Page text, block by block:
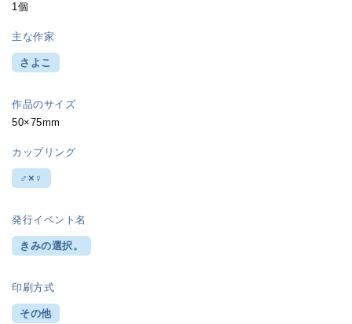
1個
主な作家
さよこ
作品のサイズ
50×75mm
カップリング
♂×♀
発行イベント名
きみの選択。
印刷方式
その他